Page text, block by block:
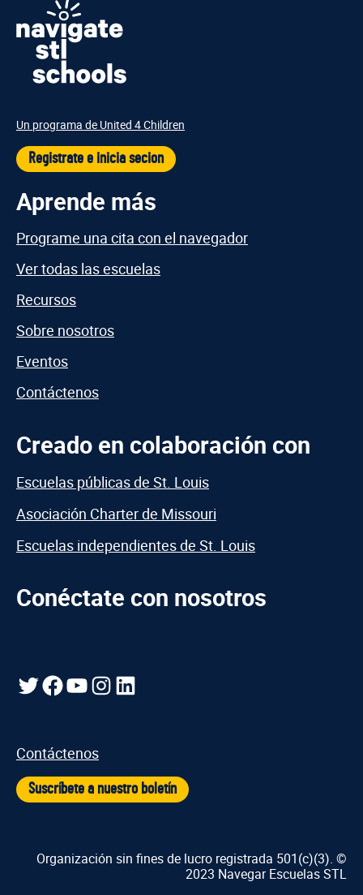
Un programa de United 4 Children
Registrate e inicia secion
Aprende más
Programe una cita con el navegador
Ver todas las escuelas
Recursos
Sobre nosotros
Eventos
Contáctenos
Creado en colaboración con
Escuelas públicas de St. Louis
Asociación Charter de Missouri
Escuelas independientes de St. Louis
Conéctate con nosotros
Gorjeo
Facebook
YouTube
Instagram
LinkedIn
Contáctenos
Suscríbete a nuestro boletín
Organización sin fines de lucro registrada 501(c)(3). ©
2023 Navegar Escuelas STL